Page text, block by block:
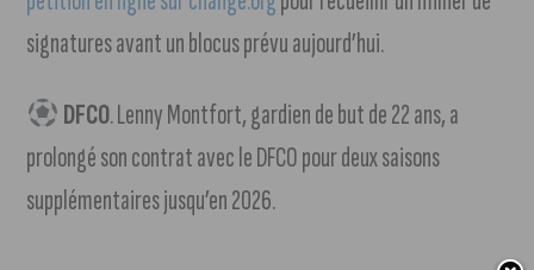
signatures avant un blocus prévu aujourd’hui.
DFCO. Lenny Montfort, gardien de but de 22 ans, a
prolongé son contrat avec le DFCO pour deux saisons
supplémentaires jusqu’en 2026.